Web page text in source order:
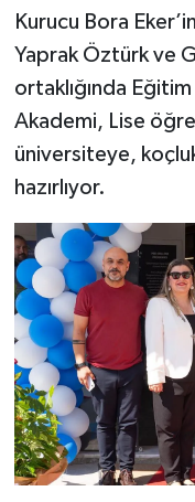
Kurucu Bora
Yaprak Öztürk ve
ortaklığında
Akademi, Lise
üniversiteye,
hazırlıyor.